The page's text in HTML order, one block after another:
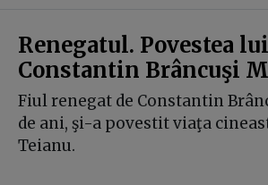
Renegatul. Povestea
Constantin Brâncuşi
Fiul renegat de Constantin
de ani, şi-a povestit viaţa
Teianu.